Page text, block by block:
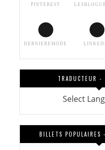
PINTEREST
DERNIEREMODE
TRADUCTEUR -
Select
BILLETS POPULAIRES